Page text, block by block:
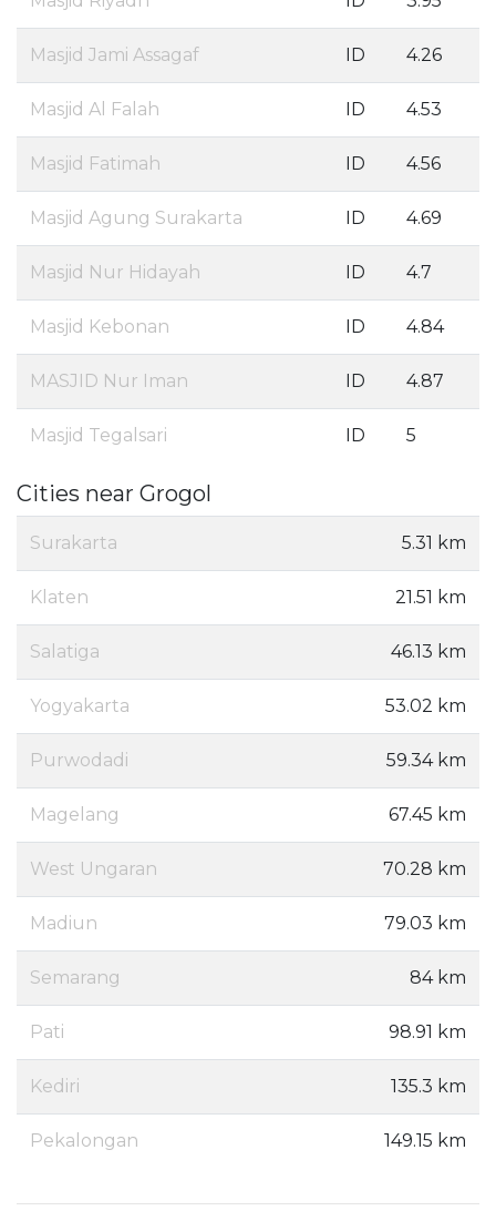
Masjid Jami Assagaf ID 4.26
Masjid Al Falah ID 4.53
Masjid Fatimah ID 4.56
Masjid Agung Surakarta ID 4.69
Masjid Nur Hidayah ID 4.7
Masjid Kebonan ID 4.84
MASJID Nur Iman ID 4.87
Masjid Tegalsari ID 5
Cities near Grogol
Surakarta 5.31 km
Klaten 21.51 km
Salatiga 46.13 km
Yogyakarta 53.02 km
Purwodadi 59.34 km
Magelang 67.45 km
West Ungaran 70.28 km
Madiun 79.03 km
Semarang 84 km
Pati 98.91 km
Kediri 135.3 km
Pekalongan 149.15 km